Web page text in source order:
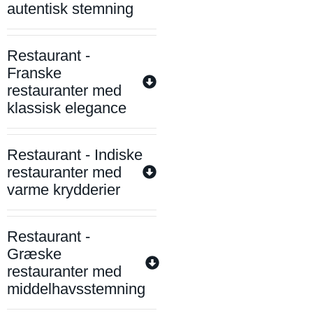
autentisk stemning
Restaurant -
Franske
restauranter med
klassisk elegance
Restaurant - Indiske
restauranter med
varme krydderier
Restaurant -
Græske
restauranter med
middelhavsstemning